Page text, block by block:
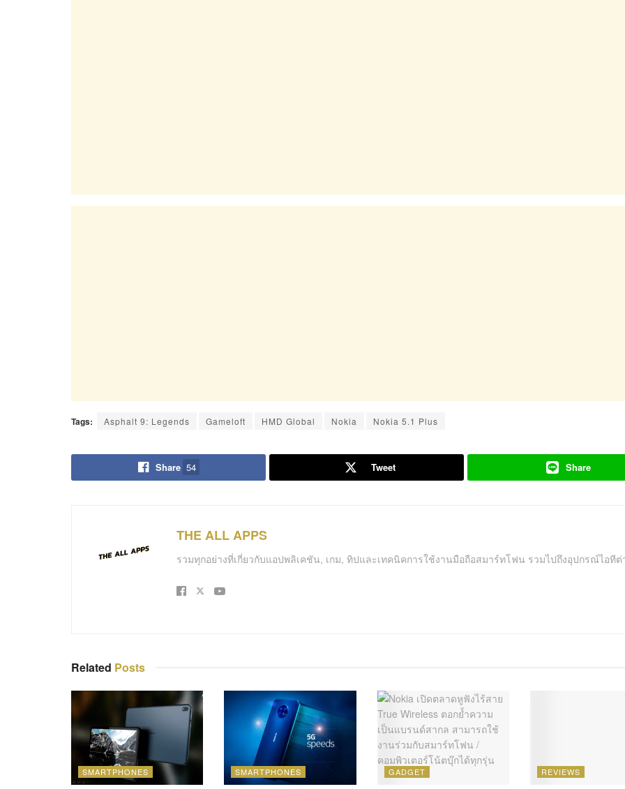
Tags: Asphalt 9: Legends Gameloft HMD Global Nokia Nokia 5.1 Plus
Share 54 Tweet Share
THE ALL APPS
รวมทุกอย่างที่เกี่ยวกับแอปพลิเคชัน, เกม, ทิปและเทคนิคการใช้งานมือถือสมาร์ทโฟน รวมไปถึงอุปกรณ์ไอทีต่
Related Posts
SMARTPHONES SMARTPHONES GADGET REVIEWS